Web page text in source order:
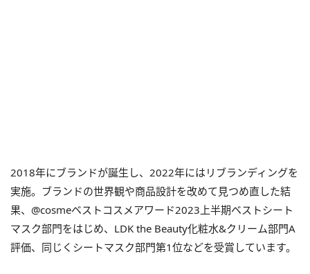
2018年にブランドが誕生し、2022年にはリブランディングを
実施。ブランドの世界観や商品設計を改めて見つめ直した結
果、@cosmeベストコスメアワード2023上半期ベストシート
マスク部門をはじめ、LDK the Beauty化粧水&クリーム部門A
評価、同じくシートマスク部門第1位などを受賞しています。